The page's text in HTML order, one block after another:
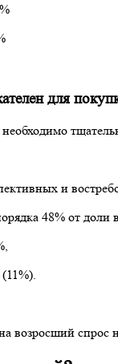
для
и
48% от доли
возросший спрос